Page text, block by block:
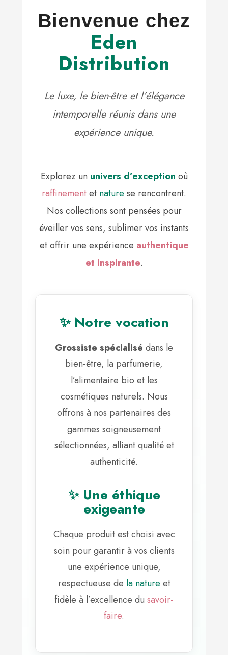
Bienvenue chez
Eden
Distribution
Le luxe, le bien-être et l’élégance
intemporelle réunis dans une
expérience unique.
Explorez un univers d’exception où
raffinementet nature se rencontrent.
Nos collections sont pensées pour
éveiller vos sens, sublimer vos instants
et offrir une expérience authentique
et inspirante.
✨ Notre vocation
Grossiste spécialisé dans le
bien-être, la parfumerie,
l’alimentaire bio et les
cosmétiques naturels. Nous
offrons à nos partenaires des
gammes soigneusement
sélectionnées, alliant qualité et
authenticité.
✨ Une éthique
exigeante
Chaque produit est choisi avec
soin pour garantir à vos clients
une expérience unique,
respectueuse de la nature et
fidèle à l’excellence du savoir-
faire.